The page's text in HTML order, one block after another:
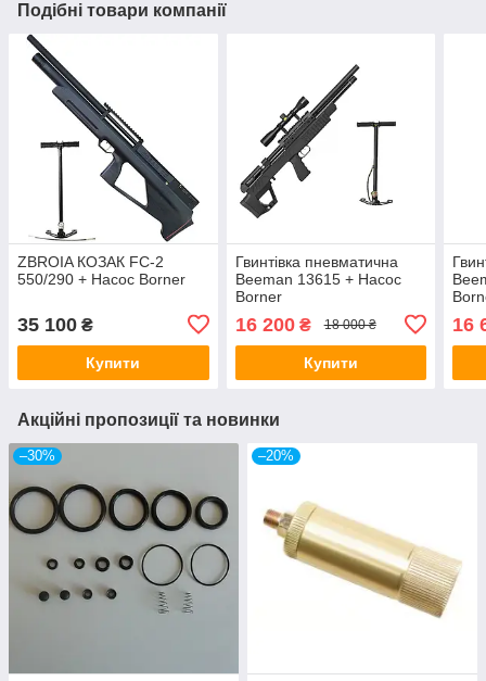
Подібні товари компанії
ZBROIA КОЗАК FC-2
550/290 + Насос Borner
35 100 ₴
Купити
Гвинтівка пневматична
Beeman 13615 + Насос
Borner
16 200₴ 18 000 ₴
Купити
16
Акційні пропозиції та новинки
–30% –20%